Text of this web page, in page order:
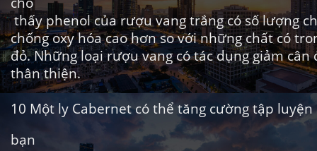
thấy phenol của rượu vang trắng có số lượng
chống oxy hóa cao hơn so với những chất có
đỏ. Nhữngloại rượu vang có tác dụng giảm cân
thân thiện.
10 Một ly Cabernet có thể tăng cường tập luyện
bạn